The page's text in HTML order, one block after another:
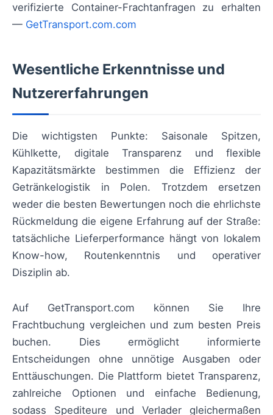
verifizierte Container-Frachtanfragen zu erhalten
— GetTransport.com.com
Wesentliche Erkenntnisse und
Nutzererfahrungen
Die wichtigsten Punkte: Saisonale Spitzen,
Kühlkette, digitale Transparenz und flexible
Kapazitätsmärkte bestimmen die Effizienz der
Getränkelogistik in Polen. Trotzdem ersetzen
weder die besten Bewertungen noch die ehrlichste
Rückmeldung die eigene Erfahrung auf der Straße:
tatsächliche Lieferperformance hängt von lokalem
Know-how, Routenkenntnis und operativer
Disziplin ab.
Auf GetTransport.com können Sie Ihre
Frachtbuchung vergleichen und zum besten Preis
buchen. Dies ermöglicht informierte
Entscheidungen ohne unnötige Ausgaben oder
Enttäuschungen. Die Plattform bietet Transparenz,
zahlreiche Optionen und einfache Bedienung,
sodass Spediteure und Verlader gleichermaßen